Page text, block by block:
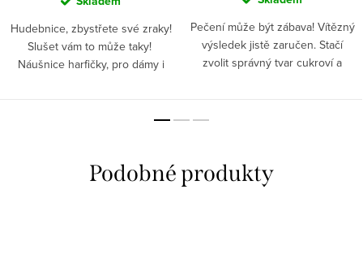
Hudebnice, zbystřete své zraky!
Slušet vám to může taky!
Náušnice harfičky, pro dámy i
Pečení může být zábava! Vítězný
výsledek jistě zaručen. Stačí
zvolit správný tvar cukroví a
příležitosti nezapomeňte...